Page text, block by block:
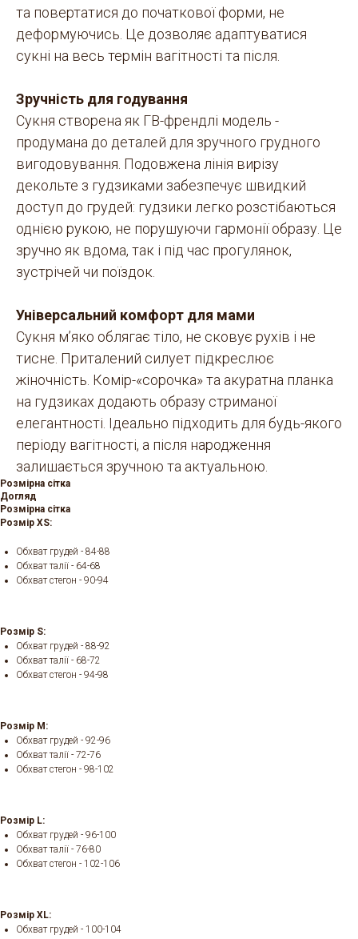
та повертатися до початкової форми, не
деформуючись. Це дозволяє адаптуватися
сукні на весь термін вагітності та після.
Зручність для годування
Сукня створена як ГВ-френдлі модель -
продумана до деталей для зручного грудного
вигодовування. Подовжена лінія вирізу
декольте з гудзиками забезпечує швидкий
доступ до грудей: гудзики легко розстібаються
однією рукою, не порушуючи гармонії образу. Це
зручно як вдома, так і під час прогулянок,
зустрічей чи поїздок.
Універсальний комфорт для мами
Сукня м’яко облягає тіло, не сковує рухів і не
тисне. Приталений силует підкреслює
жіночність. Комір-«сорочка» та акуратна планка
на гудзиках додають образу стриманої
елегантності. Ідеально підходить для будь-якого
періоду вагітності, а після народження
залишається зручною та актуальною.
Розмірна сітка
Догляд
Розмірна сітка
Розмір XS:
Обхват грудей - 84-88
Обхват талії - 64-68
Обхват стегон - 90-94
Розмір S:
Обхват грудей - 88-92
Обхват талії - 68-72
Обхват стегон - 94-98
Розмір M:
Обхват грудей - 92-96
Обхват талії - 72-76
Обхват стегон - 98-102
Розмір L:
Обхват грудей - 96-100
Обхват талії - 76-80
Обхват стегон - 102-106
Розмір XL:
Обхват грудей - 100-104